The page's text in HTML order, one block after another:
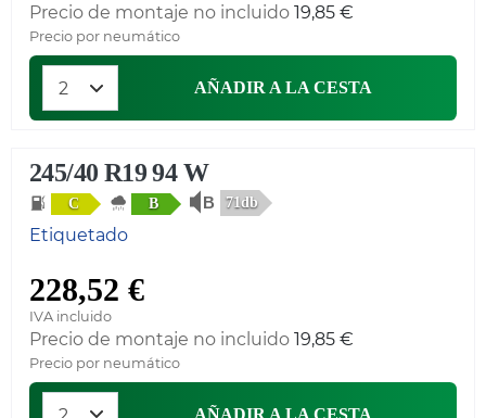
Precio de montaje no incluido 19,85 €
Precio por neumático
AÑADIR A LA CESTA
245/40 R19 94 W
C B 71db
Etiquetado
228,52 €
IVA incluido
Precio de montaje no incluido 19,85 €
Precio por neumático
AÑADIR A LA CESTA